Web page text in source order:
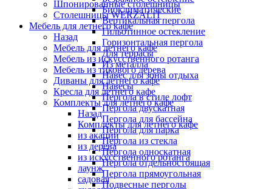
Биоклиматические
Вертикальная пергола
Гильотинное остекление
Горизонтальная пергола
Для террасы
Из металла
Навес для зоны отдыха
Навесы
Пергола в стиле лофт
Пергола двускатная
Пергола для бассейна
Пергола для парка
Пергола из стекла
Пергола односкатная
Пергола отдельностоящая
Пергола прямоугольная
Подвесные перголы
Шпонированные столешницы
Столешницы WERZALIT
Мебель для летнего кафе
Назад
Мебель для летнего кафе
Мебель из искусственного ротанга
Мебель из тикового дерева
Диваны для летнего кафе
Кресла для летнего кафе
Комплекты для летнего кафе
Назад
Комплекты для летнего кафе
из акации
из дерева
из искусственного ротанга
лаунж
садовая